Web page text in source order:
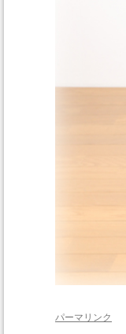
パーマリンク